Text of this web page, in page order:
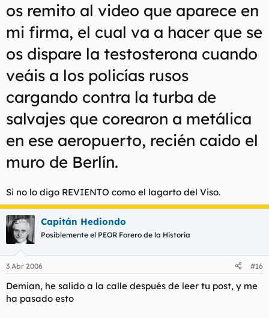
os remito al video que aparece en
mi firma, el cual va a hacer que se
os dispare la testosterona cuando
veáis a los policías rusos
cargando contra la turba de
salvajes que corearon a metálica
en ese aeropuerto, recién caido el
muro de Berlín.
Si no lo digo REVIENTO como el lagarto del Viso.
Capitán Hediondo
Posiblemente el PEOR Forero de la Historia
3 Abr 2006 #16
Demian, he salido a la calle después de leer tu post, y me
ha pasado esto